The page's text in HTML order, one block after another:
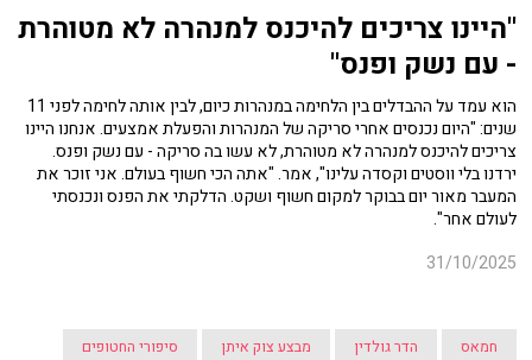
"היינו צריכים להיכנס למנהרה לא מטוהרת
- עם נשק ופנס"
הוא עמד על ההבדלים בין הלחימה במנהרות כיום, לבין אותה לחימה לפני 11
שנים: "היום נכנסים אחרי סריקה של המנהרות והפעלת אמצעים. אנחנו היינו
צריכים להיכנס למנהרה לא מטוהרת, לא עשו בה סריקה - עם נשק ופנס.
ירדנו בלי ווסטים וקסדה עלינו", אמר. "אתה הכי חשוף בעולם. אני זוכר את
המעבר מאור יום בבוקר למקום חשוף ושקט. הדלקתי את הפנס ונכנסתי
לעולם אחר".
31/10/2025
חמאס הדר גולדין מבצע צוק איתן
סיפורי החטופים